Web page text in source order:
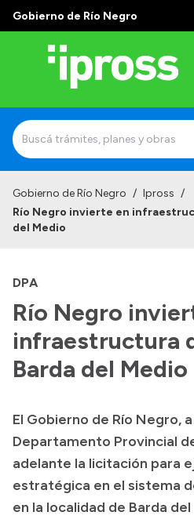
Gobierno de Río Negro
Institucional
Autoridades
Delegaciones
Consultorios Propios
Presentación CV
Transparencia
Inversión en Salud
Licitaciones
Consulta de expedientes
Gobierno de Río Negro / Ipross /
Río Negro invierte en
del Medio
DPA
Río Negro
infraestructura
Barda del Medio
El Gobierno de Río Negro,
Departamento Provincial
adelante la licitación para
estratégica en el sistema
en la localidad de Barda